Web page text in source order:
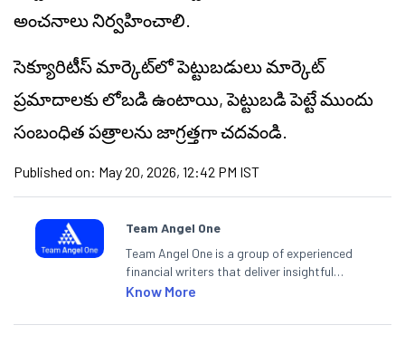
అంచనాలు నిర్వహించాలి.
సెక్యూరిటీస్ మార్కెట్‌లో పెట్టుబడులు మార్కెట్
ప్రమాదాలకు లోబడి ఉంటాయి, పెట్టుబడి పెట్టే ముందు
సంబంధిత పత్రాలను జాగ్రత్తగా చదవండి.
Published on: May 20, 2026, 12:42 PM IST
Team Angel One
Team Angel One is a group of experienced
financial writers that deliver insightful
articles on the stock market, IPO, economy,
categories.
Know More